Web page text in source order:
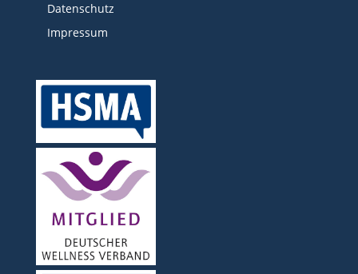
Datenschutz
Impressum